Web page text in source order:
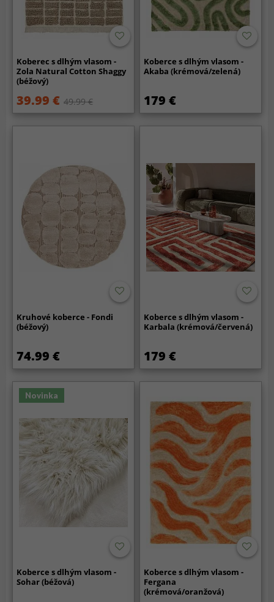
Koberec s dlhým vlasom -
Zola Natural Cotton Shaggy
(béžový)
39.99 € 49.99 €
Koberce s dlhým vlasom -
Akaba (krémová/zelená)
179 €
Kruhové koberce - Fondi
(béžový)
74.99 €
Koberce s dlhým vlasom -
Karbala (krémová/červená)
179 €
Novinka
Koberce s dlhým vlasom -
Sohar (béžová)
Koberce s dlhým vlasom -
Fergana
(krémová/oranžová)